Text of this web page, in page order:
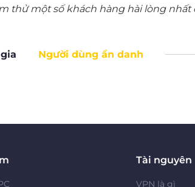
thử một số khách hàng hài lòng
Người dùng ẩn danh
Tài nguyên
VPN là gì